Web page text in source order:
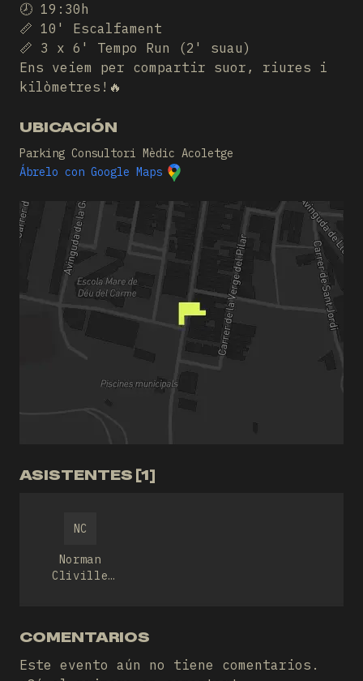
🕗 19:30h
📏 10' Escalfament
📏 3 x 6' Tempo Run (2' suau)
Ens veiem per compartir suor, riures i
kilòmetres!🔥
UBICACIÓN
Parking Consultori Mèdic Acoletge
Ábrelo con Google Maps
ASISTENTES [1]
NC
Norman
Cliville
COMENTARIOS
Este evento aún no tiene comentarios.